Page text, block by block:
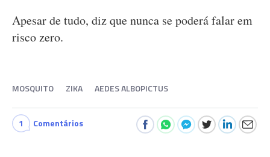
Apesar de tudo, diz que nunca se poderá falar em
risco zero.
MOSQUITO ZIKA AEDES ALBOPICTUS
1 Comentários